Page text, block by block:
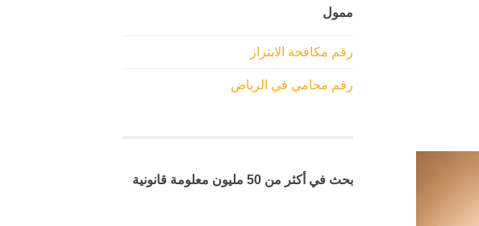
ممول
رقم مكافحة الابتزاز
رقم محامي في الرياض
بحث في أكثر من 50 مليون معلومة قانونية